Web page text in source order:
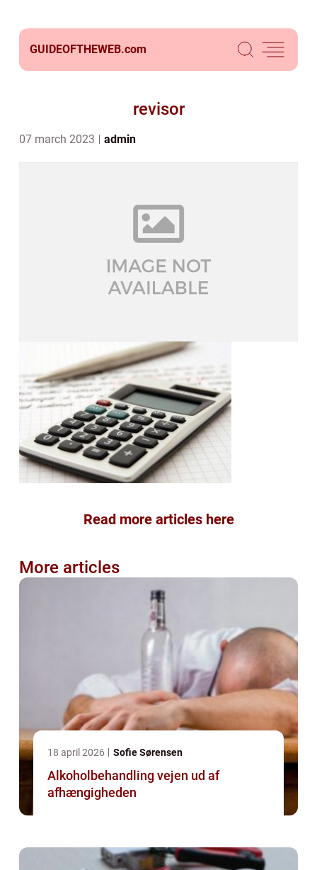
GUIDEOFTHEWEB.com
revisor
07 march 2023 admin
Read more articles here
More articles
18 april 2026 Sofie Sørensen
Alkoholbehandling vejen ud af
afhængigheden